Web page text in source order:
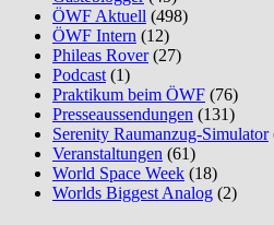
ÖWF Aktuell (498)
ÖWF Intern (12)
Phileas Rover(27)
Podcast (1)
Praktikum beim ÖWF (76)
Presseaussendungen (131)
Serenity Raumanzug-Simulator
Veranstaltungen (61)
World Space Week (18)
Worlds Biggest Analog (2)